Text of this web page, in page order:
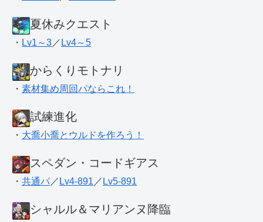
夏休みクエスト
・ Lv1～3 ／ Lv4～5
からくりモトナリ
・ 素材集め周回パならこれ！
試練進化
・ 大喬小喬とウルドを作ろう！
スペダン・コードギアス
・ 共通パ ／ Lv4-891 ／ Lv5-891
シャルル＆マリアンヌ降臨